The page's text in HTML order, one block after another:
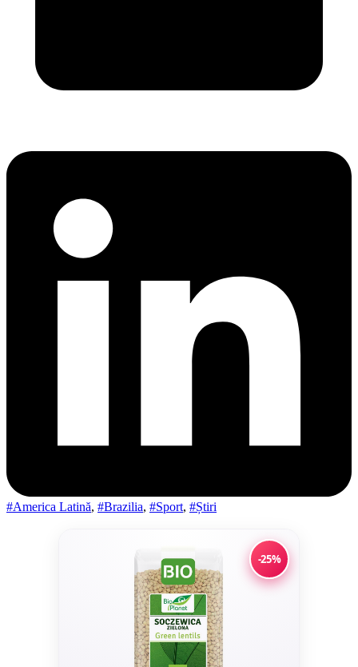
#America Latină, #Brazilia, #Sport, #Știri
-25%